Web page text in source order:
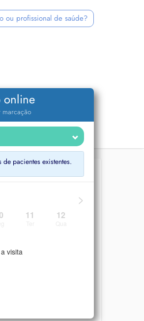
ou profissional de saúde?
online
marcação
pacientes existentes.
>
11 12
visita